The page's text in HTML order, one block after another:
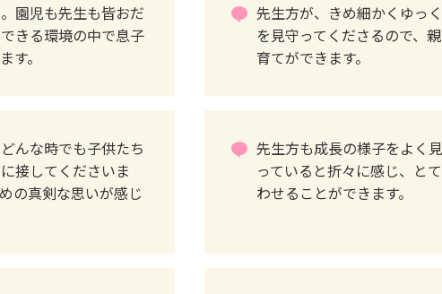
園児も先生も皆おだ
きる環境の中で息子
す。
先生方が、きめ細かくゆっ
を見守ってくださるので、
育てができます。
んな時でも子供たち
接してくださいま
の真剣な思いが感じ
先生方も成長の様子をよく
っていると折々に感じ、と
わせることができます。